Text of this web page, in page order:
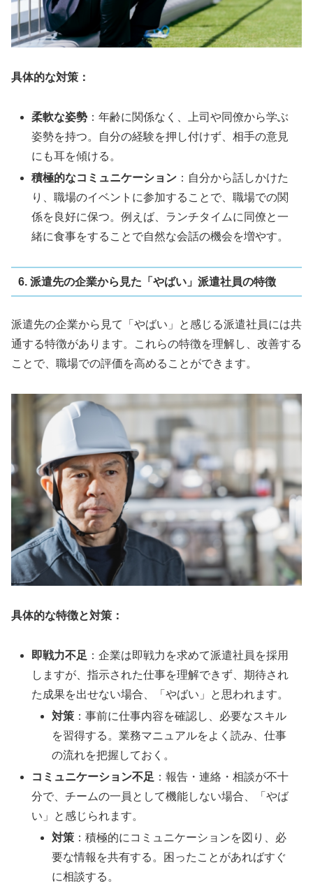
具体的な対策：
柔軟な姿勢 ：年齢に関係なく、上司や同僚から学ぶ
姿勢を持つ。自分の経験を押し付けず、相手の意見
にも耳を傾ける。
積極的なコミュニケーション ：自分から話しかけた
り、職場のイベントに参加することで、職場での関
係を良好に保つ。例えば、ランチタイムに同僚と一
緒に食事をすることで自然な会話の機会を増やす。
6. 派遣先の企業から見た「やばい」派遣社員の特徴
派遣先の企業から見て「やばい」と感じる派遣社員には共
通する特徴があります。これらの特徴を理解し、改善する
ことで、職場での評価を高めることができます。
具体的な特徴と対策：
即戦力不足 ：企業は即戦力を求めて派遣社員を採用
しますが、指示された仕事を理解できず、期待され
た成果を出せない場合、「やばい」と思われます。
対策 ：事前に仕事内容を確認し、必要なスキル
を習得する。業務マニュアルをよく読み、仕事
の流れを把握しておく。
コミュニケーション不足 ：報告・連絡・相談が不十
分で、チームの一員として機能しない場合、「やば
い」と感じられます。
対策 ：積極的にコミュニケーションを図り、必
要な情報を共有する。困ったことがあればすぐ
に相談する。